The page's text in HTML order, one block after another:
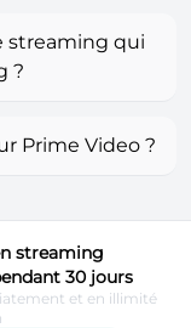
streaming qui
?
Prime Video ?
streaming
30 jours
et en illimité